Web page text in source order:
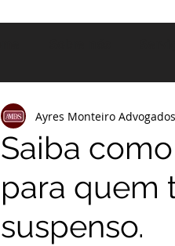
Saiba
para quem
suspenso.
Ayres Monteiro Advogados